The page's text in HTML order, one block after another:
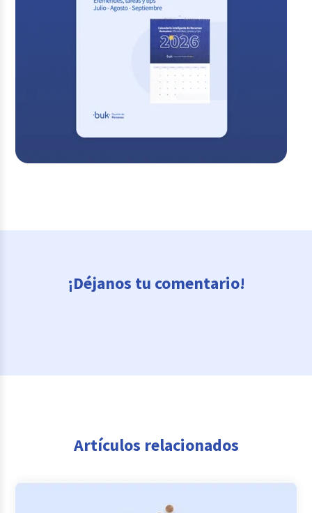
¡Déjanos tu comentario!
Artículos relacionados